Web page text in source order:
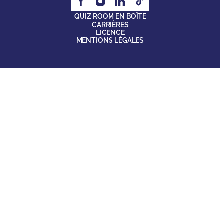
QUIZ ROOM EN BOÎTE
CARRIÈRES
LICENCE
MENTIONS LÉGALES